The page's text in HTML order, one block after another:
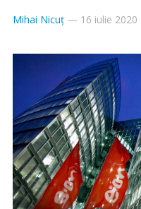
Mihai Nicuț— 16 iulie 2020